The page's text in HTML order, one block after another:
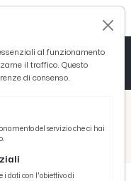
da giocatore nel ruolo di difensore
al funzionamento
il traffico. Questo
di consenso.
del servizio che ci hai
i dati con l'obiettivo di